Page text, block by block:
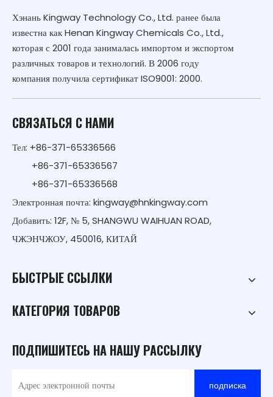
Хэнань Kingway Technology Co., Ltd. ранее была
известна как Henan Kingway Chemicals Co., Ltd.,
которая с 2001 года занималась импортом и экспортом
различных товаров и технологий. В 2006 году
компания получила сертификат ISO9001: 2000.
СВЯЗАТЬСЯ С НАМИ
Тел: +86-371-65336566
+86-371-65336567
+86-371-65336568
Электронная почта: kingway@hnkingway.com
Добавить: 12F, № 5, SHANGWU WAIHUAN ROAD,
ЧЖЭНЧЖОУ, 450016, КИТАЙ
БЫСТРЫЕ ССЫЛКИ
КАТЕГОРИЯ ТОВАРОВ
ПОДПИШИТЕСЬ НА НАШУ РАССЫЛКУ
подписка